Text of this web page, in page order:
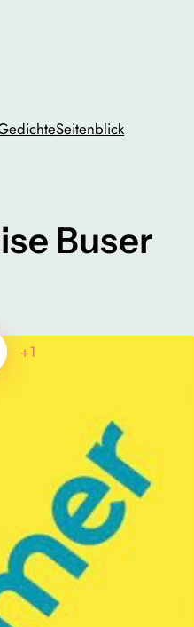
Seitenblick
Buser
+1
„Lachen ist eine
man im Alter auf keinen Fall
Altenboomervon Denise
nicht umwirbt, sondern
Babyboomer zum
noch bemitleidet wird.
sondern wie man alt wird.
Lust am genauen